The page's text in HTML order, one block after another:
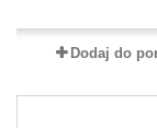
Dodaj do